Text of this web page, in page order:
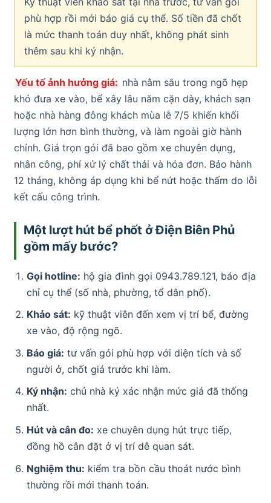
phù hợp rồi mới báo giá cụ thể. Số tiền đã chốt
là mức thanh toán duy nhất, không phát sinh
thêm sau khi ký nhận.
Yếu tố ảnh hưởng giá: nhà nằm sâu trong ngõ hẹp
khó đưa xe vào, bể xây lâu năm cặn dày, khách sạn
hoặc nhà hàng đông khách mùa lễ 7/5 khiến khối
lượng lớn hơn bình thường, và làm ngoài giờ hành
chính. Giá trọn gói đã bao gồm xe chuyên dụng,
nhân công, phí xử lý chất thải và hóa đơn. Bảo hành
12 tháng, không áp dụng khi bể nứt hoặc thấm do lỗi
kết cấu công trình.
Một lượt hút bể phốt ở Điện Biên Phủ
gồm mấy bước?
Gọi hotline: hộ gia đình gọi 0943.789.121, báo địa
chỉ cụ thể (số nhà, phường, tổ dân phố).
Khảo sát: kỹ thuật viên đến xem vị trí bể, đường
xe vào, độ rộng ngõ.
Báo giá: tư vấn gói phù hợp với diện tích và số
người ở, chốt giá trước khi làm.
Ký nhận: chủ nhà ký xác nhận mức giá đã thống
nhất.
Hút và cân đo: xe chuyên dụng hút trực tiếp,
đồng hồ cân đặt ở vị trí dễ quan sát.
Nghiệm thu: kiểm tra bồn cầu thoát nước bình
thường rồi mới thanh toán.